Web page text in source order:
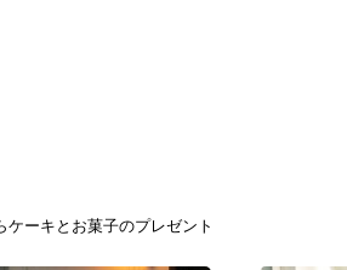
ーキとお菓子のプレゼント